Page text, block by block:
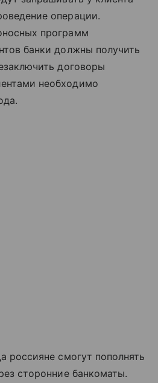
операции.
программ
банки должны получить
договоры
необходимо
россияне смогут пополнять
сторонние банкоматы.